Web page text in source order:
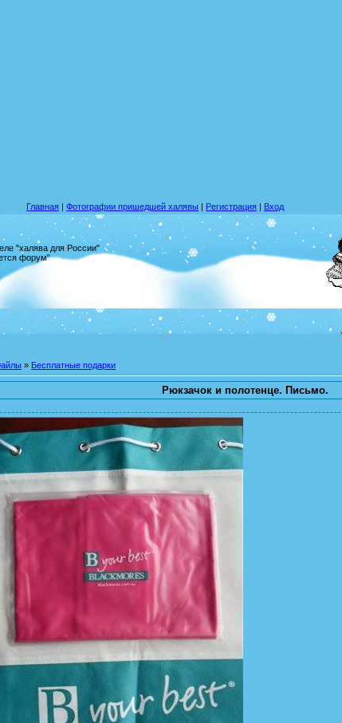
Главная | Фотографии пришедшей халявы | Регистрация | Вход
"халява для России"
форум"
» Бесплатные подарки
Рюкзачок и полотенце. Письмо.